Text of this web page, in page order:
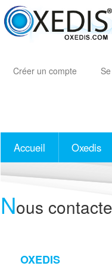
Aller
au
contenu
Créer un compte
Accueil Oxedis
Nous
OXEDIS